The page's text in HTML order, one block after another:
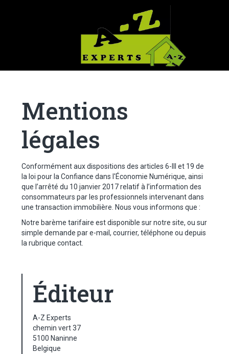
Mentions
légales
Conformément aux dispositions des articles 6-III et 19 de
la loi pour la Confiance dans l'Économie Numérique, ainsi
que l’arrêté du 10 janvier 2017 relatif à l’information des
consommateurs par les professionnels intervenant dans
une transaction immobilière. Nous vous informons que :
Notre barème tarifaire est disponible sur notre site, ou sur
simple demande par e-mail, courrier, téléphone ou depuis
la rubrique contact.
Éditeur
A-Z Experts
chemin vert 37
5100 Naninne
Belgique